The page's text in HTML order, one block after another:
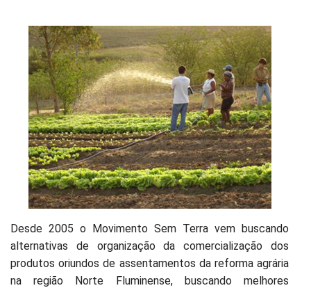
Desde 2005 o Movimento Sem Terra vem buscando
alternativas de organização da comercialização dos
produtos oriundos de assentamentos da reforma agrária
na região Norte Fluminense, buscando melhores